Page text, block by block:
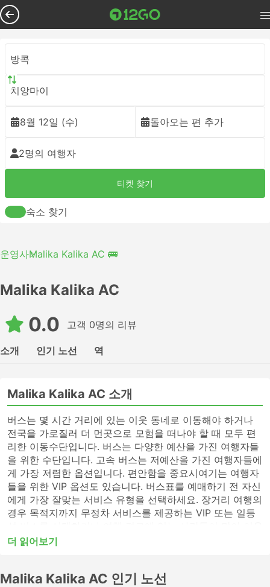
방콕
치앙마이
8월 12일 (수) 돌아오는 편 추가
2명의 여행자
티켓 찾기
숙소 찾기
운영사Malika Kalika AC 🚌
Malika Kalika AC
0.0 고객 0명의 리뷰
소개 인기 노선 역
Malika Kalika AC 소개
버스는 몇 시간 거리에 있는 이웃 동네로 이동해야 하거나
전국을 가로질러 더 먼곳으로 모험을 떠나야 할 때 모두 편
리한 이동수단입니다. 버스는 다양한 예산을 가진 여행자들
을 위한 수단입니다. 고속 버스는 저예산을 가진 여행자들에
게 가장 저렴한 옵션입니다. 편안함을 중요시여기는 여행자
들을 위한 VIP 옵션도 있습니다. 버스표를 예매하기 전 자신
에게 가장 잘맞는 서비스 유형을 선택하세요. 장거리 여행의
경우 목적지까지 무정차 서비스를 제공하는 VIP 또는 일등
하지 않는 버스역에 전화하여 표를 알아보세요. 고속 버스
이 야간 버스로 이동이 가능하며, 일부 버스는 쾌적한 여행
더 읽어보기
Malika Kalika AC 인기 노선